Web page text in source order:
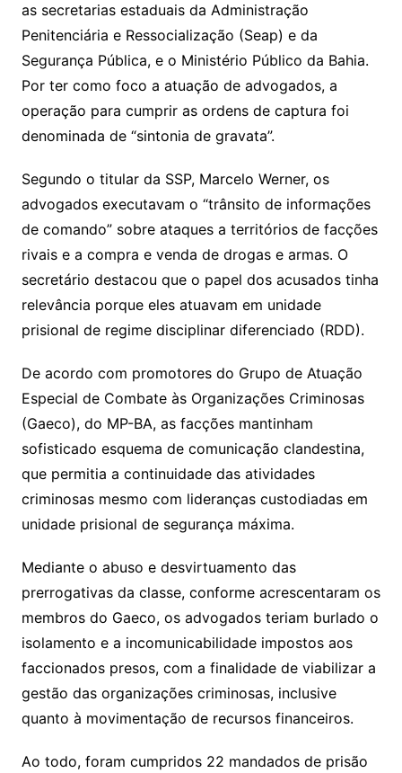
as secretarias estaduais da Administração
Penitenciária e Ressocialização (Seap) e da
Segurança Pública, e o Ministério Público da Bahia.
Por ter como foco a atuação de advogados, a
operação para cumprir as ordens de captura foi
denominada de “sintonia de gravata”.
Segundo o titular da SSP, Marcelo Werner, os
advogados executavam o “trânsito de informações
de comando” sobre ataques a territórios de facções
rivais e a compra e venda de drogas e armas. O
secretário destacou que o papel dos acusados tinha
relevância porque eles atuavam em unidade
prisional de regime disciplinar diferenciado (RDD).
De acordo com promotores do Grupo de Atuação
Especial de Combate às Organizações Criminosas
(Gaeco), do MP-BA, as facções mantinham
sofisticado esquema de comunicação clandestina,
que permitia a continuidade das atividades
criminosas mesmo com lideranças custodiadas em
unidade prisional de segurança máxima.
Mediante o abuso e desvirtuamento das
prerrogativas da classe, conforme acrescentaram os
membros do Gaeco, os advogados teriam burlado o
isolamento e a incomunicabilidade impostos aos
faccionados presos, com a finalidade de viabilizar a
gestão das organizações criminosas, inclusive
quanto à movimentação de recursos financeiros.
Ao todo, foram cumpridos 22 mandados de prisão